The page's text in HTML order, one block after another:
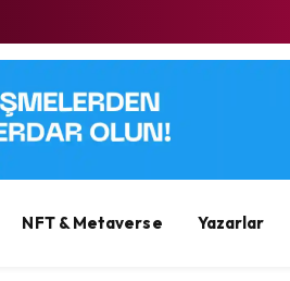
NFT & Metaverse Yazarlar